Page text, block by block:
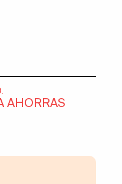
AHORRAS